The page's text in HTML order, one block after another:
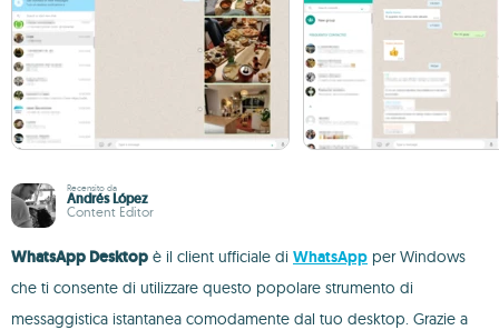
Recensito da
Andrés López
Content Editor
WhatsApp Desktop è il client ufficiale di WhatsApp per Windows
che ti consente di utilizzare questo popolare strumento di
messaggistica istantanea comodamente dal tuo desktop. Grazie a